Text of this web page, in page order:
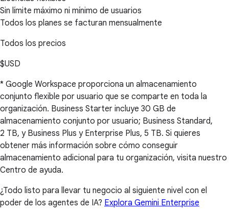
Sin límite máximo ni mínimo de usuarios
Todos los planes se facturan mensualmente
Todos los precios
$USD
* Google Workspace proporciona un almacenamiento
conjunto flexible por usuario que se comparte en toda la
organización. Business Starter incluye 30 GB de
almacenamiento conjunto por usuario; Business Standard,
2 TB, y Business Plus y Enterprise Plus, 5 TB. Si quieres
obtener más información sobre cómo conseguir
almacenamiento adicional para tu organización, visita nuestro
Centro de ayuda.
¿Todo listo para llevar tu negocio al siguiente nivel con el
poder de los agentes de IA? Explora Gemini Enterprise